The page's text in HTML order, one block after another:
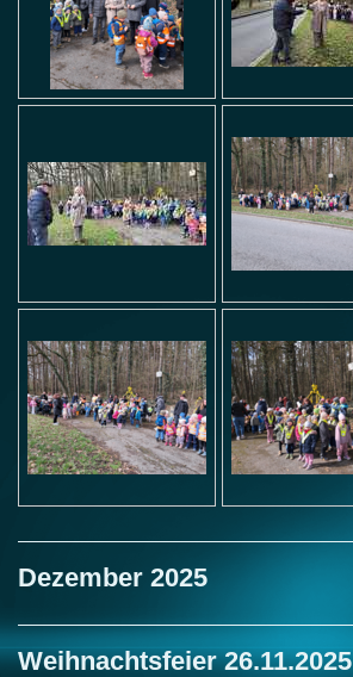
Dezember 2025
Weihnachtsfeier 26.11.2025